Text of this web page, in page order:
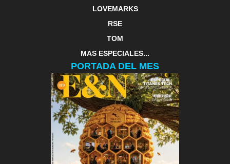
LOVEMARKS
RSE
TOM
MAS ESPECIALES...
PORTADA DEL MES